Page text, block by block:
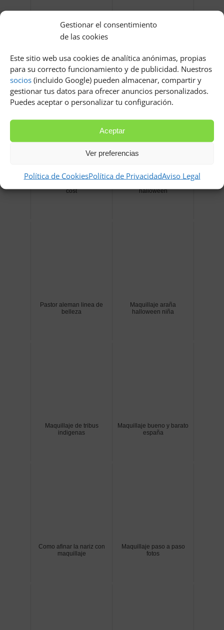
Gestionar el consentimiento
de las cookies
Este sitio web usa cookies de analítica anónimas, propias
para su correcto funcionamiento y de publicidad. Nuestros
socios (incluido Google) pueden almacenar, compartir y
gestionar tus datos para ofrecer anuncios personalizados.
Puedes aceptar o personalizar tu configuración.
Aceptar
Ver preferencias
Política de CookiesPolítica de PrivacidadAviso Legal
Maquillaje ojos tonos
grises
Maquillaje de fantasma
para niños
cost
halloween
Pastor aleman linea de
belleza
Maquillaje araña
halloween niña
Maquillaje de tribus
indigenas
Maquillaje bueno y barato
españa
Como afinar la nariz con
maquillaje
Maquillaje paso a paso
fotos